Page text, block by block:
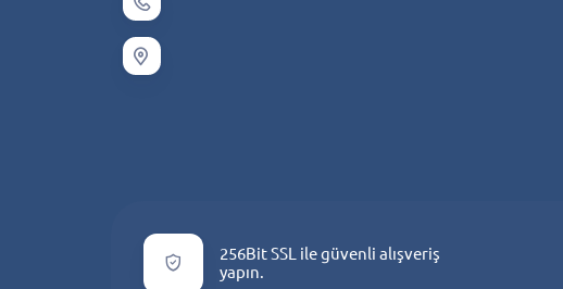
256Bit SSL ile güvenli alışveriş
yapın.